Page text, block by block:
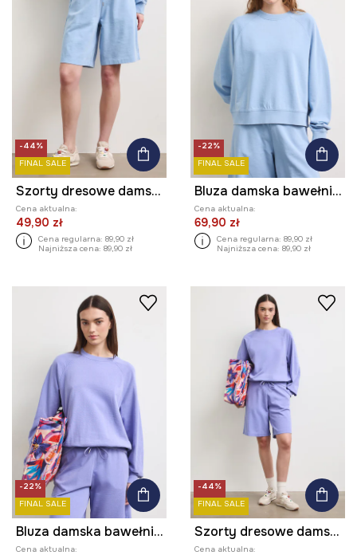
-44%
FINAL SALE
Szorty dresowe damskie bawełniane
Cena aktualna:
49,90 zł
Cena regularna: 89,90 zł
Najniższa cena: 89,90 zł
-22%
FINAL SALE
Bluza damska bawełniana z efektem sprania
Cena aktualna:
69,90 zł
Cena regularna: 89,90 zł
Najniższa cena: 89,90 zł
-22%
FINAL SALE
Bluza damska bawełniana z efektem sprania
Cena aktualna:
-44%
FINAL SALE
Szorty dresowe damskie bawełniane
Cena aktualna: